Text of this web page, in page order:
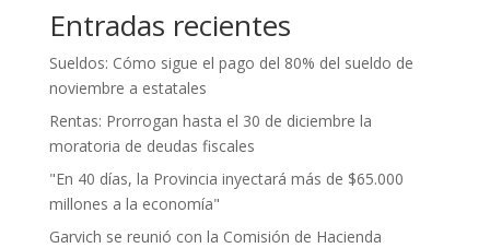
Entradas recientes
Sueldos: Cómo sigue el pago del 80% del sueldo de
noviembre a estatales
Rentas: Prorrogan hasta el 30 de diciembre la
moratoria de deudas fiscales
"En 40 días, la Provincia inyectará más de $65.000
millones a la economía"
Garvich se reunió con la Comisión de Hacienda